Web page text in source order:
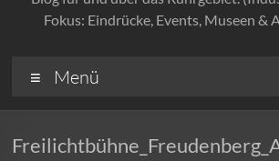
Fokus: Eindrücke, Events, Museen &
Menü